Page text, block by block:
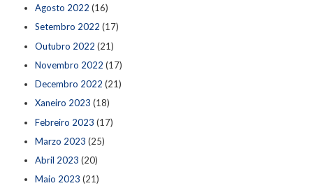
Agosto 2022 (16)
Setembro 2022 (17)
Outubro 2022 (21)
Novembro 2022 (17)
Decembro 2022 (21)
Xaneiro 2023 (18)
Febreiro 2023 (17)
Marzo 2023 (25)
Abril 2023 (20)
Maio 2023 (21)